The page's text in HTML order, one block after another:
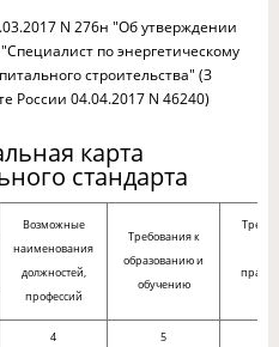
N 276н "Об утверждении
по энергетическому
строительства" (З
России 04.04.2017 N 46240)
карта
стандарта
Возможные
наименования
должностей,
профессий
Требования к
образованию и
обучению
4 5